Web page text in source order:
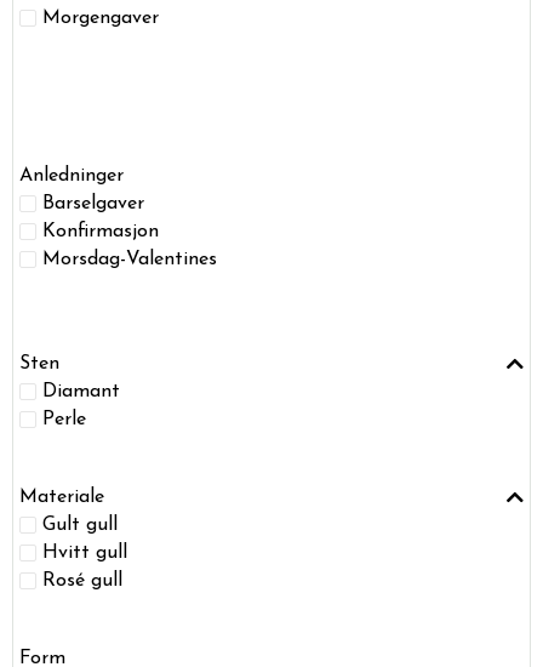
Morgengaver
Anledninger
Barselgaver
Konfirmasjon
Morsdag-Valentines
Sten
Diamant
Perle
Materiale
Gult gull
Hvitt gull
Rosé gull
Form